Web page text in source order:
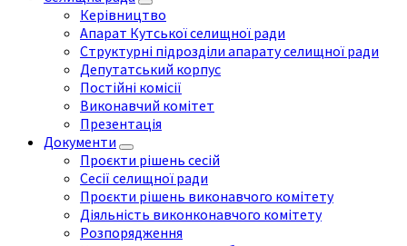
Керівництво
Апарат Кутської селищної ради
Структурні підрозділи апарату селищної ради
Депутатський корпус
Постійні комісії
Виконавчий комітет
Презентація
Документи
Проєкти рішень сесій
Сесії селищної ради
Проєкти рішень виконавчого комітету
Діяльність виконконавчого комітету
Розпорядження